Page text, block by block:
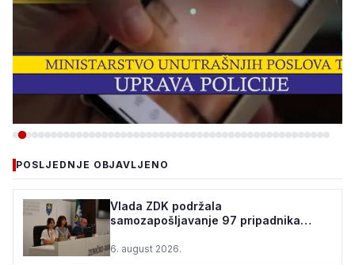
ZBOG INTERNETSKE
PRIJEVARE UHAPŠEN
OSUMNJIČENI, ŠTETA VEĆA
OD 40.000 KM
POSLJEDNJE OBJAVLJENO
Vlada ZDK podržala
samozapošljavanje 97 pripadnika
podrž...
6. august 2026.